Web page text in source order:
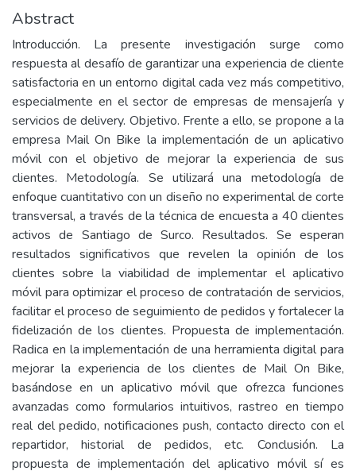
Abstract
Introducción. La presente investigación surge como
respuesta al desafío de garantizar una experiencia de cliente
satisfactoria en un entorno digital cada vez más competitivo,
especialmente en el sector de empresas de mensajería y
servicios de delivery. Objetivo. Frente a ello, se propone a la
empresa Mail On Bike la implementación de un aplicativo
móvil con el objetivo de mejorar la experiencia de sus
clientes. Metodología. Se utilizará una metodología de
enfoque cuantitativo con un diseño no experimental de corte
transversal, a través de la técnica de encuesta a 40 clientes
activos de Santiago de Surco. Resultados. Se esperan
resultados significativos que revelen la opinión de los
clientes sobre la viabilidad de implementar el aplicativo
móvil para optimizar el proceso de contratación de servicios,
facilitar el proceso de seguimiento de pedidos y fortalecer la
fidelización de los clientes. Propuesta de implementación.
Radica en la implementación de una herramienta digital para
mejorar la experiencia de los clientes de Mail On Bike,
basándose en un aplicativo móvil que ofrezca funciones
avanzadas como formularios intuitivos, rastreo en tiempo
real del pedido, notificaciones push, contacto directo con el
repartidor, historial de pedidos, etc. Conclusión. La
propuesta de implementación del aplicativo móvil sí es